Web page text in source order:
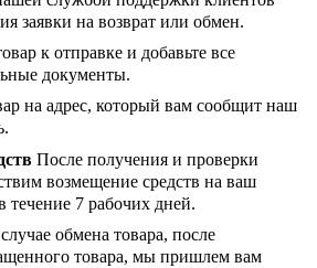
заявки на возврат или обмен.
к отправке и добавьте все
документы.
на адрес, который вам сообщит наш
После получения и проверки
возмещение средств на ваш
течение 7 рабочих дней.
обмена товара, после
товара, мы пришлем вам